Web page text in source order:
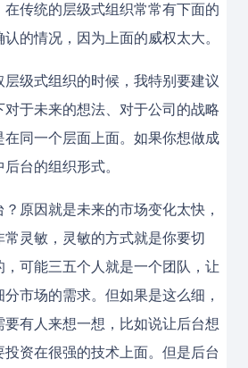
传统的层级式组织常常有下面的
的情况，因为上面的威权太大。
级式组织的时候，我特别要建议
于未来的想法、对于公司的战略
在同一个层面上面。如果你想做成
台的组织形式。
原因就是未来的市场变化太快，
常灵敏，灵敏的方式就是你要切
可能三五个人就是一个团队，让
市场的需求。但如果是这么细，
要有人来想一想，比如说让后台想
资在很强的技术上面。但是后台